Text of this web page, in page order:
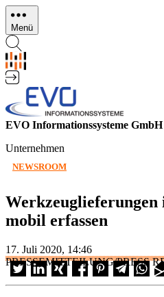
Direkt
zum
Inhalt
Menü
EVO Informationssysteme GmbH
Unternehmen
NEWSROOM
Werkzeuglieferungen
mobil erfassen
17. Juli 2020, 14:46
PRESSEMITTEILUNG/PRESS